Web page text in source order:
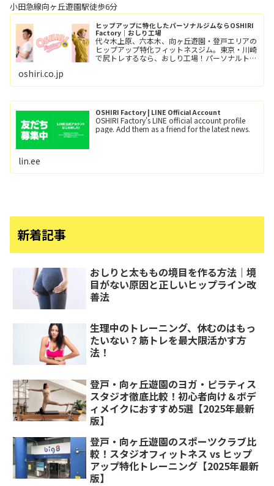
小田急線向ヶ丘遊園駅徒歩6分
ヒップアップに特化したパーソナルジムならOSHIRI
Factory｜おしり工場
代々木上原、六本木、向ヶ丘遊園・登戸エリアの
ヒップアップ特化フィットネスジム。東京・川崎
で尻トレするなら、おしり工場！パーソナルトレ
oshiri.co.jp
OSHIRI Factory | LINE Official Account
OSHIRI Factory's LINE official account profile
page. Add them as a friend for the latest news.
lin.ee
新着記事
おしりと太ももの境目を作る方法｜境
目がない原因と正しいヒップライン改
善法
生理中のトレーニング、休むのはもっ
たいない？筋トレを最大限活かす方
法！
登戸・向ヶ丘遊園のヨガ・ピラティス
スタジオ徹底比較！初心者向け＆ボデ
ィメイクにおすすめ5選【2025年最新
版】
登戸・向ヶ丘遊園のスポーツクラブ比
較！スタジオフィットネス vs ヒップ
アップ特化トレーニング【2025年最新
版】